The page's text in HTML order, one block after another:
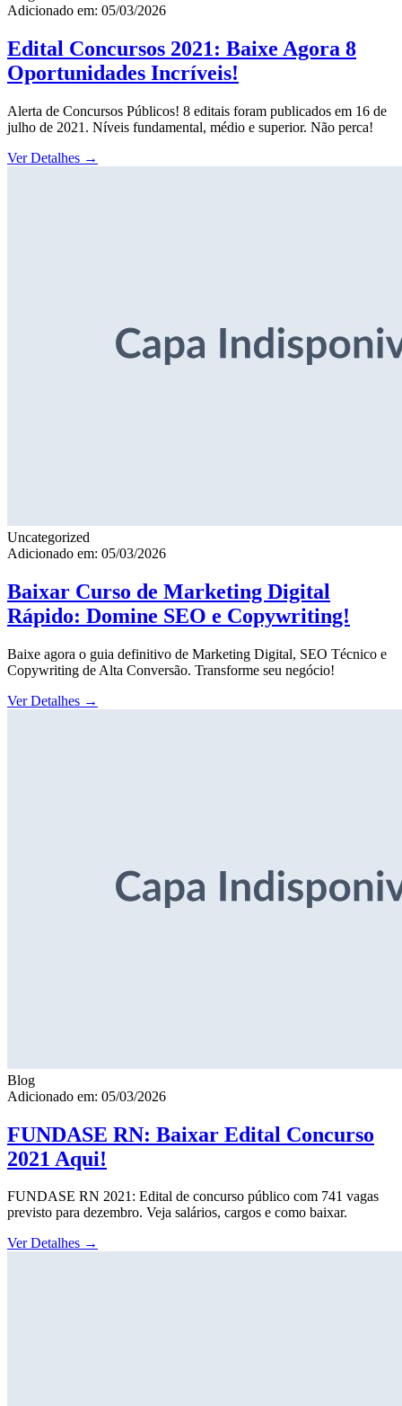
Adicionado em: 05/03/2026
Edital Concursos 2021: Baixe Agora 8
Oportunidades Incríveis!
Alerta de Concursos Públicos! 8 editais foram publicados em 16 de
julho de 2021. Níveis fundamental, médio e superior. Não perca!
Ver Detalhes →
Uncategorized
Adicionado em: 05/03/2026
Baixar Curso de Marketing Digital
Rápido: Domine SEO e Copywriting!
Baixe agora o guia definitivo de Marketing Digital, SEO Técnico e
Copywriting de Alta Conversão. Transforme seu negócio!
Ver Detalhes →
Blog
Adicionado em: 05/03/2026
FUNDASE RN: Baixar Edital Concurso
2021 Aqui!
FUNDASE RN 2021: Edital de concurso público com 741 vagas
previsto para dezembro. Veja salários, cargos e como baixar.
Ver Detalhes →